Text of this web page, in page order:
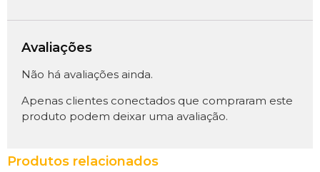
Avaliações
Não há avaliações ainda.
Apenas clientes conectados que compraram este
produto podem deixar uma avaliação.
Produtos relacionados